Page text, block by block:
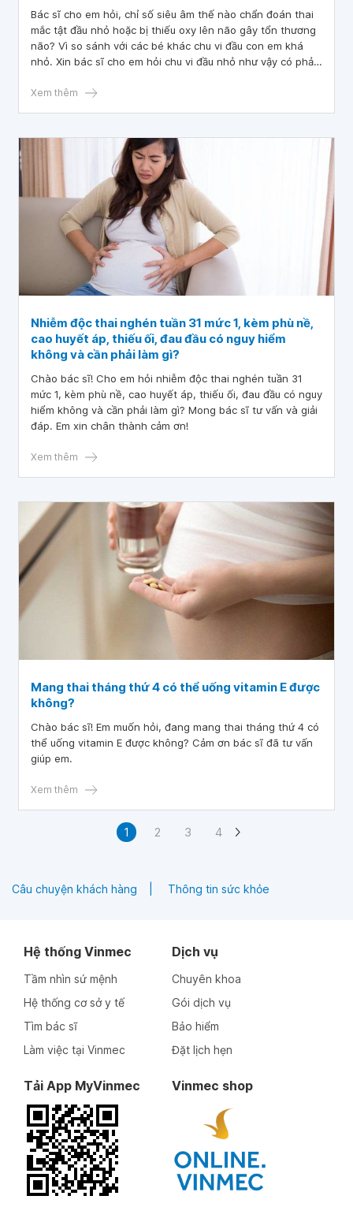
Bác sĩ cho em hỏi, chỉ số siêu âm thế nào chẩn đoán thai
mắc tật đầu nhỏ hoặc bị thiếu oxy lên não gây tổn thương
não? Vì so sánh với các bé khác chu vi đầu con em khá
nhỏ. Xin bác sĩ cho em hỏi chu vi đầu nhỏ như vậy có phải
giá thai chậm phát triển vậy có phải sau sanh em bé có bị
động mạch ạ. Các chỉ số siêu âm như sau :
Xem thêm
Nhiễm độc thai nghén tuần 31 mức 1, kèm phù nề,
cao huyết áp, thiếu ối, đau đầu có nguy hiểm
không và cần phải làm gì?
Chào bác sĩ! Cho em hỏi nhiễm độc thai nghén tuần 31
mức 1, kèm phù nề, cao huyết áp, thiếu ối, đau đầu có nguy
hiểm không và cần phải làm gì? Mong bác sĩ tư vấn và giải
đáp. Em xin chân thành cảm ơn!
Xem thêm
Mang thai tháng thứ 4 có thể uống vitamin E được
không?
Chào bác sĩ! Em muốn hỏi, đang mang thai tháng thứ 4 có
thể uống vitamin E được không? Cảm ơn bác sĩ đã tư vấn
giúp em.
Xem thêm
1 2 3 4
Câu chuyện khách hàng Thông tin sức khỏe
Hệ thống Vinmec
Tầm nhìn sứ mệnh
Hệ thống cơ sở y tế
Tìm bác sĩ
Làm việc tại Vinmec
Dịch vụ
Chuyên khoa
Gói dịch vụ
Bảo hiểm
Đặt lịch hẹn
Tải App MyVinmec Vinmec shop